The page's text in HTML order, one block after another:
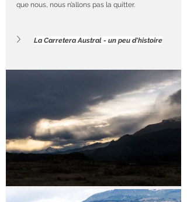
que nous, nous n’allons pas la quitter.
La Carretera Austral - un peu d'histoire